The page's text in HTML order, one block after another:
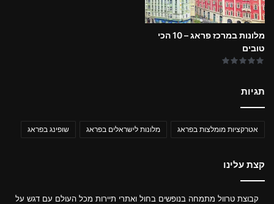
מלונות במרכז פראג – 10 הכי
טובים
תגיות
אטרקציות מומלצות בפראג מלונות לישראלים בפראג שופינג בפראג
קצת עלינו
קבוצת טרוול מתמחה בנופשים בחול ואתרי תיירות מכל העולם עם דגש על